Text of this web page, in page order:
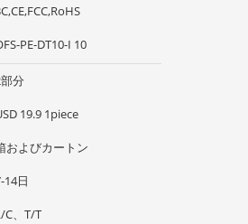
PE-DT10-I 10
分
19.9 1piece
およびカートン
14日
C、T/T